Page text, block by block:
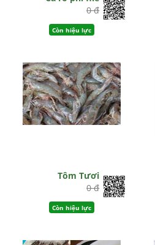
0 đ
Còn hiệu lực
Tôm Tươi
0 đ
Còn hiệu lực